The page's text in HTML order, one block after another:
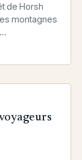
de Horsh
montagnes